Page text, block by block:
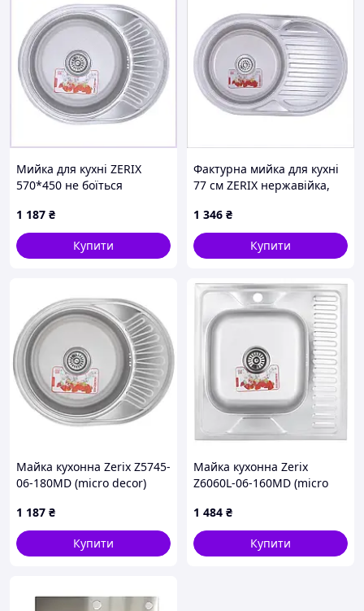
Мийка для кухні ZERIX
570*450 не боїться
57E6B2300
1 187 ₴
Купити
Фактурна мийка для кухні
77 см ZERIX нержавійка,
1 346 ₴
Купити
Майка кухонна Zerix Z5745-
06-180MD (micro decor)
1 187 ₴
Купити
Майка кухонна Zerix
Z6060L-06-160MD (micro
1 484 ₴
Купити